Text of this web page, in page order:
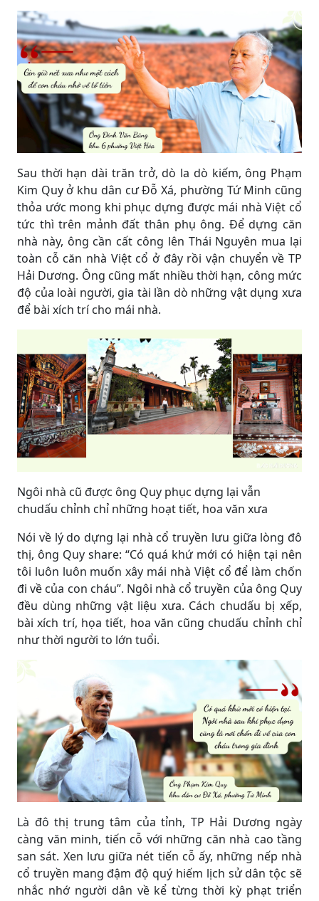
Sau thời hạn dài trăn trở, dò la dò kiếm, ông Phạm
Kim Quy ở khu dân cư Đỗ Xá, phường Tứ Minh cũng
thỏa ước mong khi phục dựng được mái nhà Việt cổ
tức thì trên mảnh đất thân phụ ông. Để dựng căn
nhà này, ông cần cất công lên Thái Nguyên mua lại
toàn cỗ căn nhà Việt cổ ở đây rồi vận chuyển về TP
Hải Dương. Ông cũng mất nhiều thời hạn, công mức
độ của loài người, gia tài lần dò những vật dụng xưa
để bài xích trí cho mái nhà.
Ngôi nhà cũ được ông Quy phục dựng lại vẫn
chudấu chỉnh chỉ những hoạt tiết, hoa văn xưa
Nói về lý do dựng lại nhà cổ truyền lưu giữa lòng đô
thị, ông Quy share: “Có quá khứ mới có hiện tại nên
tôi luôn luôn muốn xây mái nhà Việt cổ để làm chốn
đi về của con cháu”. Ngôi nhà cổ truyền của ông Quy
đều dùng những vật liệu xưa. Cách chudấu bị xếp,
bài xích trí, họa tiết, hoa văn cũng chudấu chỉnh chỉ
như thời người to lớn tuổi.
Là đô thị trung tâm của tỉnh, TP Hải Dương ngày
càng văn minh, tiến cỗ với những căn nhà cao tầng
san sát. Xen lưu giữa nét tiến cỗ ấy, những nếp nhà
cổ truyền mang đậm độ quý hiếm lịch sử dân tộc sẽ
nhắc nhớ người dân về kể từng thời kỳ phạt triển